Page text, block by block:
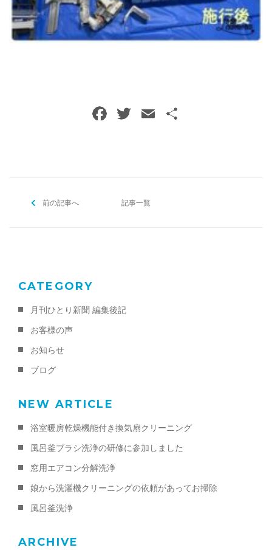
0120-396-620
F
o
T E
前の記事へ 記事一覧
CATEGORY
月刊ひとり新聞 編集後記
お客様の声
お知らせ
ブログ
NEW ARTICLE
浴室暖房乾燥機能付き換気扇クリーニング
風呂釜ブラシ洗浄の研修に参加しました
窓用エアコン分解洗浄
娘から洗濯機クリーニングの依頼があってお掃除
風呂釜洗浄
ARCHIVE